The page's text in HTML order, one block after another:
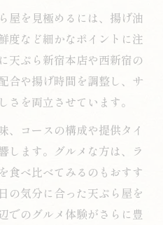
屋を見極めるには、揚げ油
度など細かなポイントに注
天ぷら新宿本店や西新宿の
合や揚げ時間を調整し、サ
さを両立させています。
、コースの構成や提供タイ
します。グルメな方は、ラ
食べ比べてみるのもおすす
の気分に合った天ぷら屋を
でのグルメ体験がさらに豊